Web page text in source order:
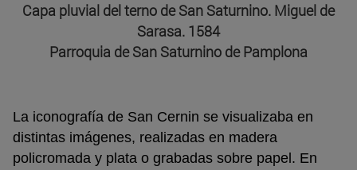
Capa pluvial del terno de San Saturnino. Miguel de
Sarasa. 1584
Parroquia de San Saturnino de Pamplona
La iconografía de San Cernin se visualizaba en
distintas imágenes, realizadas en madera
policromada y plata o grabadas sobre papel. En